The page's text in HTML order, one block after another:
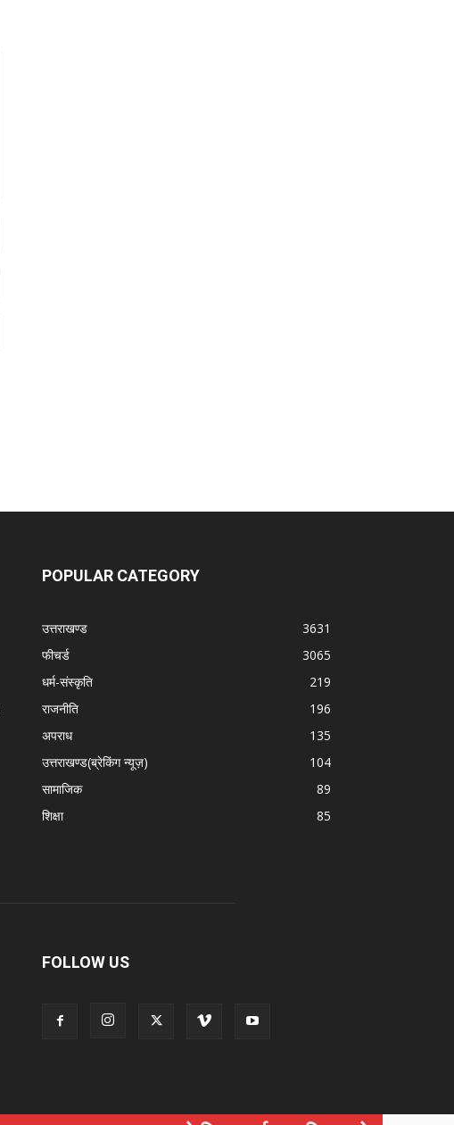
POPULAR CATEGORY
उत्तराखण्ड
3631
फीचर्ड
3065
धर्म-संस्कृति
219
राजनीति
196
अपराध
135
उत्तराखण्ड(ब्रेकिंग न्यूज़)
104
सामाजिक
89
शिक्षा
85
FOLLOW US